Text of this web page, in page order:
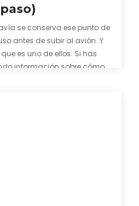
se conserva ese punto de
antes de subir al avión. Y
es uno de ellos. Si has
información sobre cómo